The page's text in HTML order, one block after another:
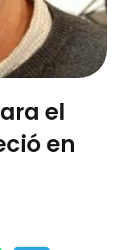
el
en